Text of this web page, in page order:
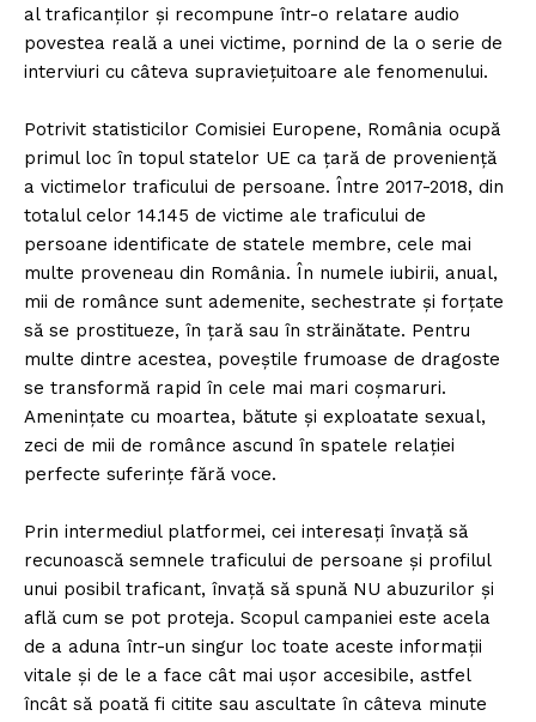
al traficanților și recompune într-o relatare audio
povestea reală a unei victime, pornind de la o serie de
interviuri cu câteva supraviețuitoare ale fenomenului.
Potrivit statisticilor Comisiei Europene, România ocupă
primul loc în topul statelor UE ca țară de proveniență
a victimelor traficului de persoane. Între 2017-2018, din
totalul celor 14.145 de victime ale traficului de
persoane identificate de statele membre, cele mai
multe proveneau din România. În numele iubirii, anual,
mii de românce sunt ademenite, sechestrate și forțate
să se prostitueze, în țară sau în străinătate. Pentru
multe dintre acestea, poveștile frumoase de dragoste
se transformă rapid în cele mai mari coșmaruri.
Amenințate cu moartea, bătute și exploatate sexual,
zeci de mii de românce ascund în spatele relației
perfecte suferințe fără voce.
Prin intermediul platformei, cei interesați învață să
recunoască semnele traficului de persoane și profilul
unui posibil traficant, învață să spună NU abuzurilor și
află cum se pot proteja. Scopul campaniei este acela
de a aduna într-un singur loc toate aceste informații
vitale și de le a face cât mai ușor accesibile, astfel
încât să poată fi citite sau ascultate în câteva minute